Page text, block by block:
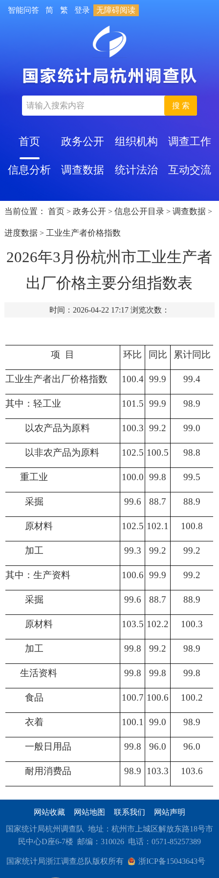
智能问答 简 繁 登录 无障碍阅读
搜 索
首页 政务公开 组织机构 调查工作
信息分析 调查数据 统计法治 互动交流
当前位置： 首页 > 政务公开 > 信息公开目录 > 调查数据 >
进度数据 > 工业生产者价格指数
2026年3月份杭州市工业生产者
出厂价格主要分组指数表
时间：2026-04-22 17:17 浏览次数：
项 目 环比 同比 累计同比
工业生产者出厂价格指数 100.4 99.9 99.4
其中：轻工业 101.5 99.9 98.9
以农产品为原料 100.3 99.2 99.0
以非农产品为原料 102.5 100.5 98.8
重工业 100.0 99.8 99.5
采掘 99.6 88.7 88.9
原材料 102.5 102.1 100.8
加工 99.3 99.2 99.2
其中：生产资料 100.6 99.9 99.2
采掘 99.6 88.7 88.9
原材料 103.5 102.2 100.3
加工 99.8 99.2 98.9
生活资料 99.8 99.8 99.8
食品 100.7 100.6 100.2
衣着 100.1 99.0 98.9
一般日用品 99.8 96.0 96.0
耐用消费品 98.9 103.3 103.6
网站收藏 网站地图 联系我们 网站声明
国家统计局杭州调查队 地址：杭州市上城区解放东路18号市
民中心D座6-7楼 邮编：310026 电话：0571-85257389
国家统计局浙江调查总队版权所有 浙ICP备15043643号